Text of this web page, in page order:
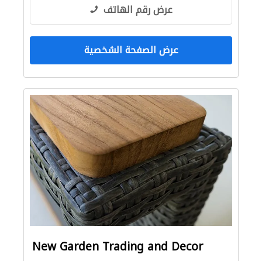
عرض رقم الهاتف
عرض الصفحة الشخصية
New Garden Trading and Decor